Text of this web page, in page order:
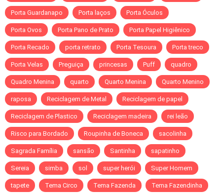
Porta Guardanapo Porta laços Porta Óculos
Porta Ovos Porta Pano de Prato Porta Papel Higiênico
Porta Recado porta retrato Porta Tesoura Porta treco
Porta Velas Preguiça princesas Puff quadro
Quadro Menina quarto Quarto Menina Quarto Menino
raposa Reciclagem de Metal Reciclagem de papel
Reciclagem de Plastico Reciclagem madeira rei leão
Risco para Bordado Roupinha de Boneca sacolinha
Sagrada Família sansão Santinha sapatinho
Sereia simba sol super herói Super Homem
tapete Tema Circo Tema Fazenda Tema Fazendinha